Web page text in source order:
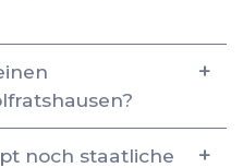
noch staatliche